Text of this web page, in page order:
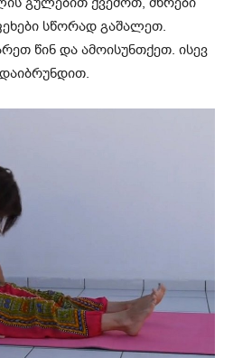
სწორად გაშალეთ.
წინ და ამოისუნთქეთ. ისევ